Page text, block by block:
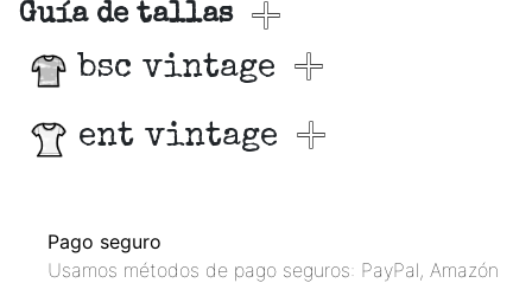
Guía de tallas
bsc vintage
ent vintage
Pago seguro
Usamos métodos de pago seguros: PayPal, Amazón